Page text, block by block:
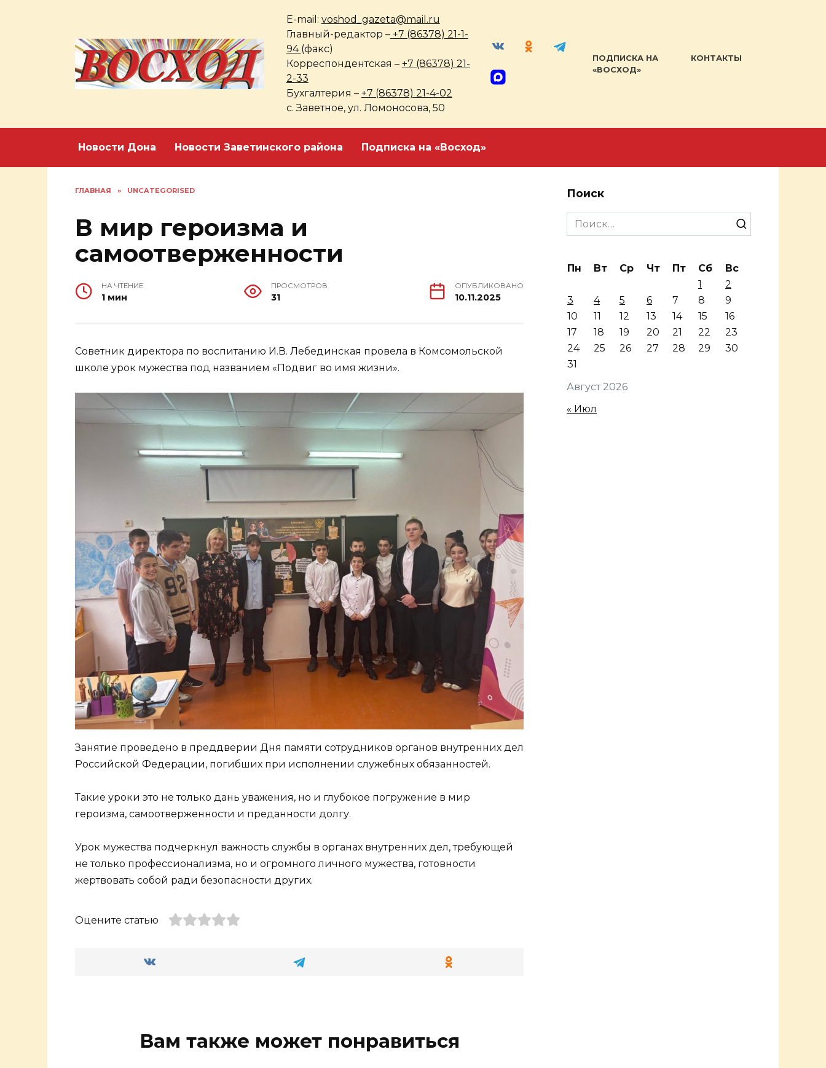
E-mail: voshod_gazeta@mail.ru
Главный-редактор –+7 (86378) 21-1-
94 (факс)
Корреспондентская – +7 (86378) 21-
2-33
Бухгалтерия – +7 (86378) 21-4-02
с. Заветное, ул. Ломоносова, 50
ПОДПИСКА НА
«ВОСХОД»
КОНТАКТЫ
Новости Дона Новости Заветинского района Подписка на «Восход»
ГЛАВНАЯ » UNCATEGORISED
В мир героизма и
самоотверженности
НА ЧТЕНИЕ
1 мин
ПРОСМОТРОВ
31
ОПУБЛИКОВАНО
10.11.2025
Советник директора по воспитанию И.В. Лебединская провела в Комсомольской
школе урок мужества под названием «Подвиг во имя жизни».
Занятие проведено в преддверии Дня памяти сотрудников органов внутренних дел
Российской Федерации, погибших при исполнении служебных обязанностей.
Такие уроки это не только дань уважения, но и глубокое погружение в мир
героизма, самоотверженности и преданности долгу.
Урок мужества подчеркнул важность службы в органах внутренних дел, требующей
не только профессионализма, но и огромного личного мужества, готовности
жертвовать собой ради безопасности других.
Оцените статью
Вам также может понравиться
Поиск
Search
for:
Август 2026
Пн Вт Ср Чт Пт Сб
Вс
1
2
3
4 5 6 7 8
9
10
11 12 13 14 15
16
17
18 19 20 21 22
23
24
25 26 27 28 29
30
31
« Июл